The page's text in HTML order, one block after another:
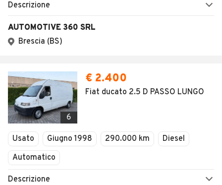
Descrizione
AUTOMOTIVE 360 SRL
Brescia (BS)
6
€ 2.400
Fiat ducato 2.5 D PASSO LUNGO
Usato Giugno 1998 290.000 km
Diesel
Automatico
Descrizione